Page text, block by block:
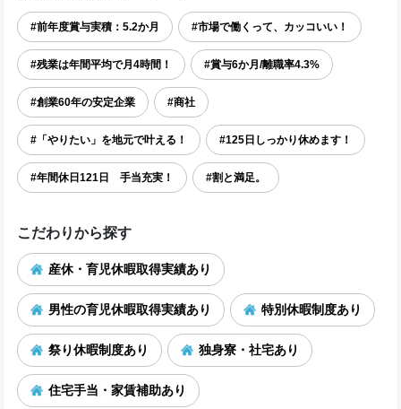
#前年度賞与実積：5.2か月 #市場で働くって、カッコいい！
#残業は年間平均で月4時間！ #賞与6か月/離職率4.3%
#創業60年の安定企業 #商社
#「やりたい」を地元で叶える！ #125日しっかり休めます！
#年間休日121日 手当充実！ #割と満足。
こだわりから探す
産休・育児休暇取得実績あり
男性の育児休暇取得実績あり 特別休暇制度あり
祭り休暇制度あり 独身寮・社宅あり
住宅手当・家賃補助あり